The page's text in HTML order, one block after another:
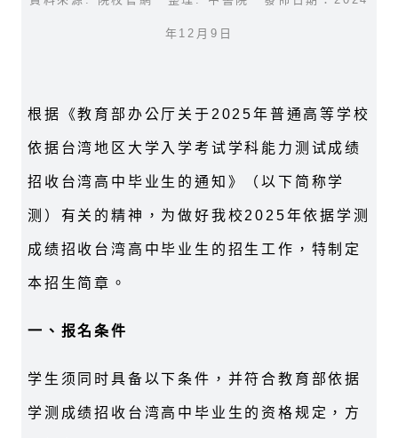
年12月9日
根据《教育部办公厅关于2025年普通高等学校
依据台湾地区大学入学考试学科能力测试成绩
招收台湾高中毕业生的通知》（以下简称学
测）有关的精神，为做好我校2025年依据学测
成绩招收台湾高中毕业生的招生工作，特制定
本招生简章。
一、报名条件
学生须同时具备以下条件，并符合教育部依据
学测成绩招收台湾高中毕业生的资格规定，方